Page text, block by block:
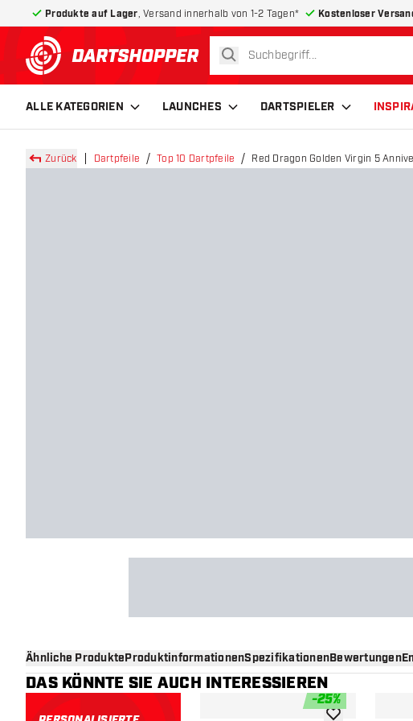
Produkte auf Lager , Versand innerhalb von 1-2 Tagen* Kostenloser
zurück zur Startseite
suchen
ALLE KATEGORIEN LAUNCHES DARTSPIELER
Zurück Dartpfeile Top 10 Dartpfeile Red Dragon Golden Virgin 5
Ähnliche ProdukteProduktinformationenSpezifikationenBewertungen
DAS KÖNNTE SIE AUCH INTERESSIEREN
-25%